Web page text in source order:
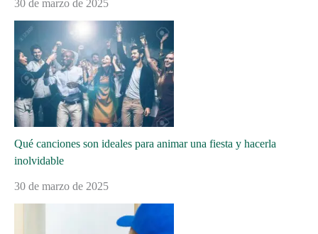
30 de marzo de 2025
Qué canciones son ideales para animar una fiesta y hacerla
inolvidable
30 de marzo de 2025